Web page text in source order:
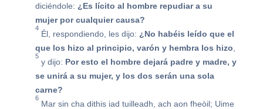
diciéndole: ¿Es lícito al hombre repudiar a su
mujer por cualquier causa?
4
Él, respondiendo, les dijo: ¿No habéis leído que el
que los hizo al principio, varón y hembra los hizo
5
y dijo: Por esto el hombre dejará padre y madre, y
se unirá a su mujer, y los dos serán una sola
carne?
6
Mar sin cha dithis iad tuilleadh, ach aon fheòil; Uime